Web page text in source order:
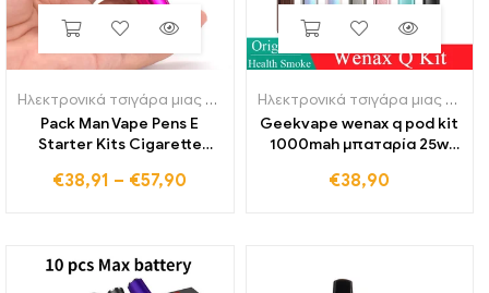
Ηλεκτρονικά τσιγάρα μιας χρήσης
Pack Man Vape Pens E
Starter Kits Cigarette
Επαναφορτιζόμενη
συσκευασία
€38,91 – €57,90
Ηλεκτρονικά τσιγάρα μιας χρήσης
Geekvape wenax q pod kit
1000mah μπαταρία 25w
ατμοποιητής ηλεκτρονικό
€38,90